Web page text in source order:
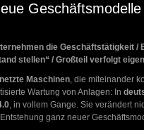
die Geschäftstätigkeit /
stellen“ / Großteil verfolgt
Maschinen, die miteinander
Wartung von Anlagen: In
, in vollem Gange. Sie verändert
ganz neuer